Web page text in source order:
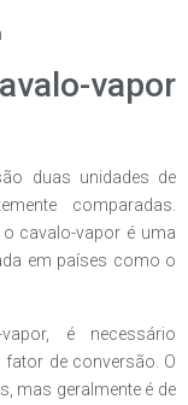
vapor
duas unidades de
comparadas.
cavalo-vapor é uma
em países como o
é necessário
de conversão. O
mas geralmente é de